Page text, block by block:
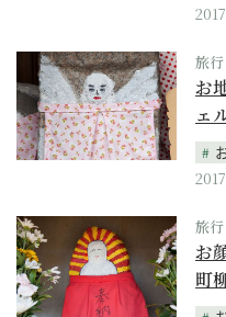
旅行
お
ェ
旅行
お
町